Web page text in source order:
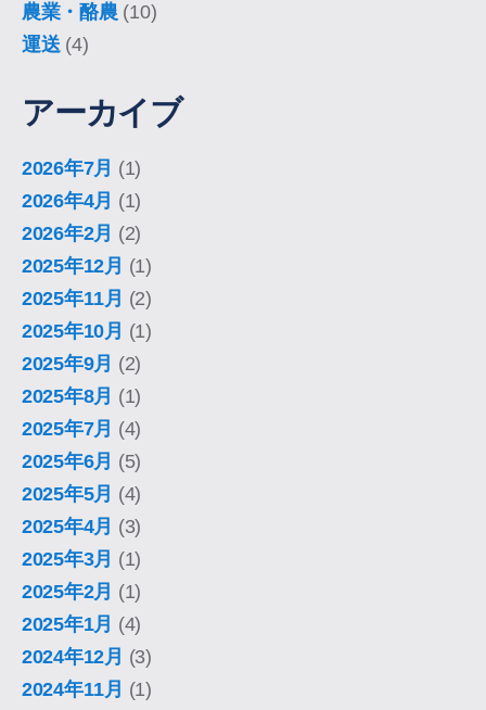
農業・酪農 (10)
運送(4)
アーカイブ
2026年7月 (1)
2026年4月 (1)
2026年2月 (2)
2025年12月 (1)
2025年11月 (2)
2025年10月 (1)
2025年9月 (2)
2025年8月 (1)
2025年7月 (4)
2025年6月 (5)
2025年5月 (4)
2025年4月 (3)
2025年3月 (1)
2025年2月 (1)
2025年1月 (4)
2024年12月 (3)
2024年11月 (1)